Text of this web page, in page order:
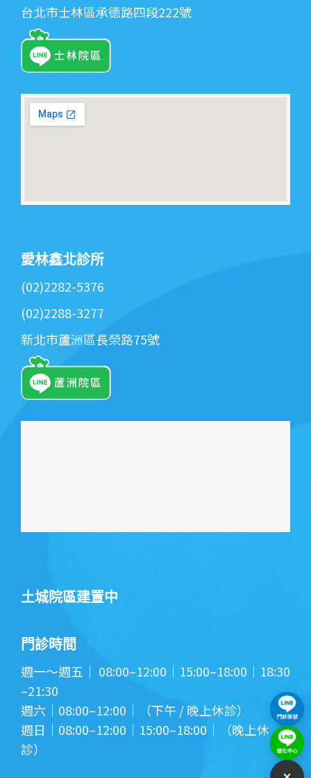
台北市士林區承德路四段222號
愛林鑫北診所
(02)2282-5376
(02)2288-3277
新北市蘆洲區長榮路75號
土城院區建置中
門診時間
週一～週五｜ 08:00–12:00｜15:00–18:00｜18:30
–21:30
週六｜08:00–12:00｜（下午 / 晚上休診）
週日｜08:00–12:00｜15:00–18:00｜（晚上休
診）